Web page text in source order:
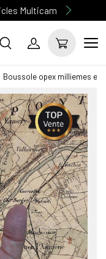
Multicam
Boussole opex milliemes et